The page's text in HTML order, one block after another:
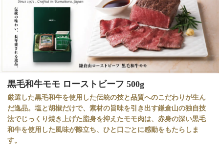
黒毛和牛モモ ローストビーフ 500g
厳選した黒毛和牛を使用した伝統の技と品質へのこだわりが生ん
だ逸品。塩と胡椒だけで、素材の旨味を引き出す鎌倉山の独自技
法でじっくり焼き上げた脂身を抑えたモモ肉は、赤身の深い黒毛
和牛を使用した風味が際立ち、ひと口ごとに感動をもたらしま
す。